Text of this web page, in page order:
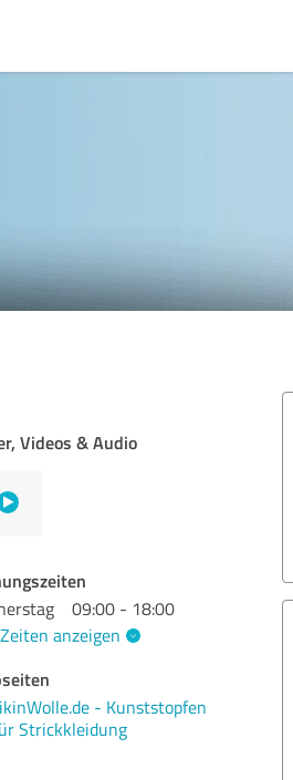
Videos & Audio
09:00 - 18:00
anzeigen
- Kunststopfen
Strickkleidung